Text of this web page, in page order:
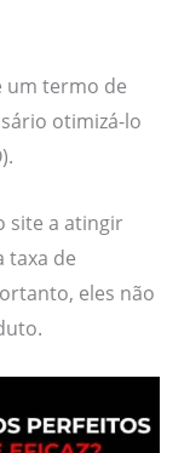
um termo de
otimizá-lo
site a atingir
taxa de
eles não